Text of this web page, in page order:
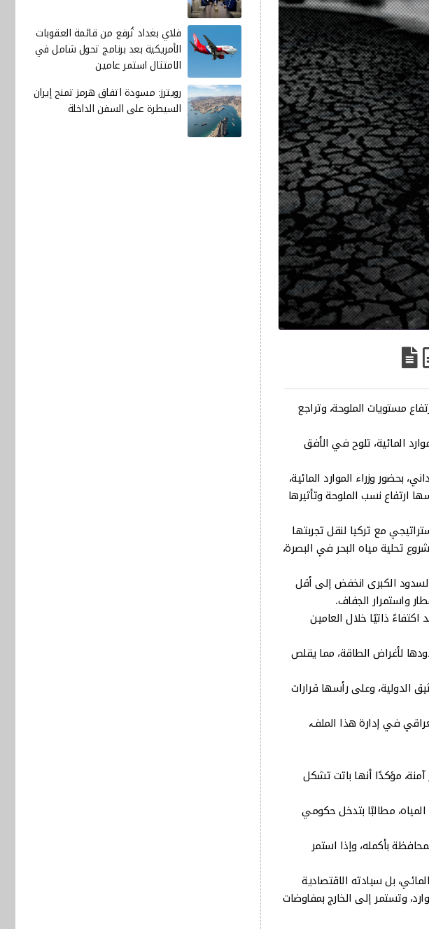
مستويات الملوحة، وتراجع
المائية، تلوح في الأفق
وزراء الموارد المائية،
ارتفاع نسب الملوحة وتأثيرها
مع تركيا لنقل تجربتها
بتنفيذ مشروع تحلية مياه البحر في البصرة،
الخزين المائي في السدود الكبرى انخفض إلى أقل
ذاتيًا خلال العامين
لأغراض الطاقة، مما يقلص
الدولية، وعلى رأسها قرارات
في إدارة هذا الملف،
مؤكدًا أنها باتت تشكل
مطالبًا بتدخل حكومي
بأكمله، وإذا استمر
بل سيادته الاقتصادية
وتستمر إلى الخارج بمفاوضات
فلاي بغداد تُرفع من قائمة العقوبات
الأمريكية بعد برنامج تحول شامل في
الامتثال استمر عامين
رويترز: مسودة اتفاق هرمز تمنح إيران
السيطرة على السفن الداخلة